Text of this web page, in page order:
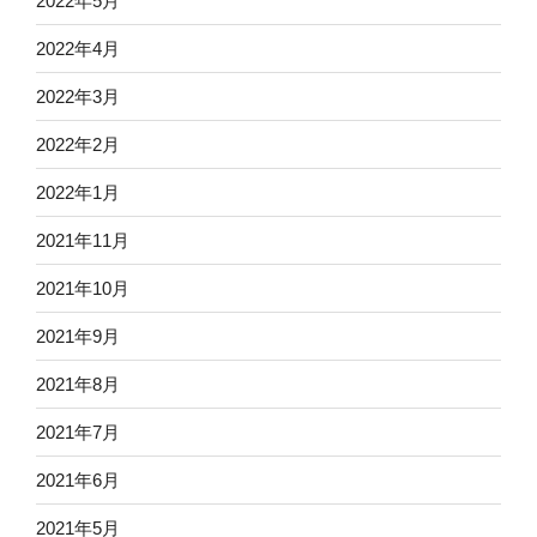
2022年4月
2022年3月
2022年2月
2022年1月
2021年11月
2021年10月
2021年9月
2021年8月
2021年7月
2021年6月
2021年5月